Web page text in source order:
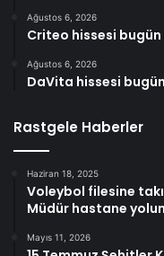
Ağustos 6, 2026
Criteo hissesi
Ağustos 6, 2026
DaVita hissesi
Rastgele Haberler
Haziran 18, 2025
Voleybol filesine
Müdür hastane
Mayıs 11, 2026